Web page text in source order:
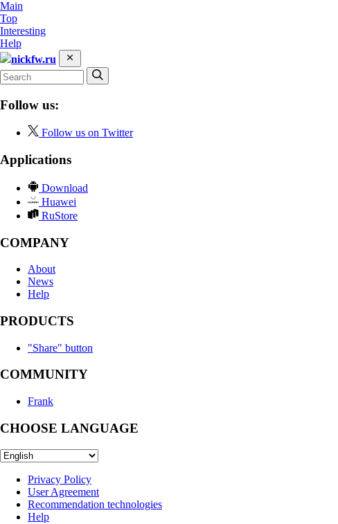
Main
Top
Interesting
Help
nickfw.ru
Follow us:
Follow us on Twitter
Applications
Download
Huawei
RuStore
COMPANY
About
News
Help
PRODUCTS
"Share" button
COMMUNITY
Frank
CHOOSE LANGUAGE
Privacy Policy
User Agreement
Recommendation technologies
Help